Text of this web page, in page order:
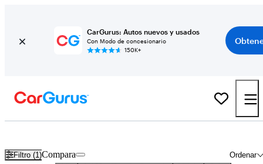
CarGurus: Autos nuevos y usados
Con Modo de concesionario
150K+
Filtro (1) Ordenar
Compara